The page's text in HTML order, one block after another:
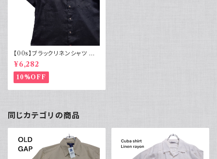
【00s】ブラックリネンシャツ 半
袖 ポケット付き 古着 黒
¥6,282
10%OFF
同じカテゴリの商品